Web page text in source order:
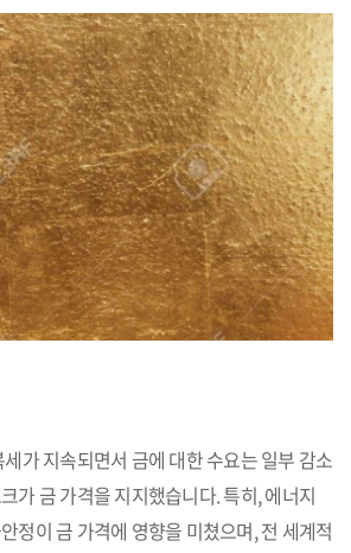
가 지속되면서 금에 대한 수요는 일부 감소
가 금 가격을 지지했습니다. 특히, 에너지
정이 금 가격에 영향을 미쳤으며, 전 세계적